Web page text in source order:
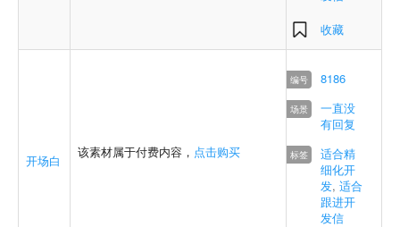
收藏
开场白
该素材属于付费内容， 点击购买
8186
一直没
有回复
适合精
细化开
发, 适合
跟进开
发信